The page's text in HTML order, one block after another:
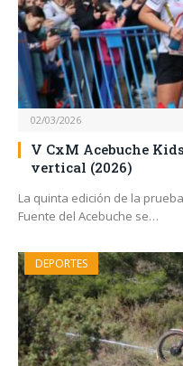
02/03/2026
V CxM Acebuche
vertical (2026)
La quinta edición de la
Fuente del Acebuche se…
DEPORTES